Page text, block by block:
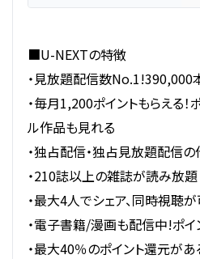
■U-NEXTの特徴
・見放題配信数No.1!390,000
・毎月1,200ポイントもらえる！
ル作品も見れる
・独占配信・独占見放題配信
・210誌以上の雑誌が読み放題
・最大4人でシェア、同時視聴
・電子書籍/漫画も配信中!ポイ
・最大40％のポイント還元が